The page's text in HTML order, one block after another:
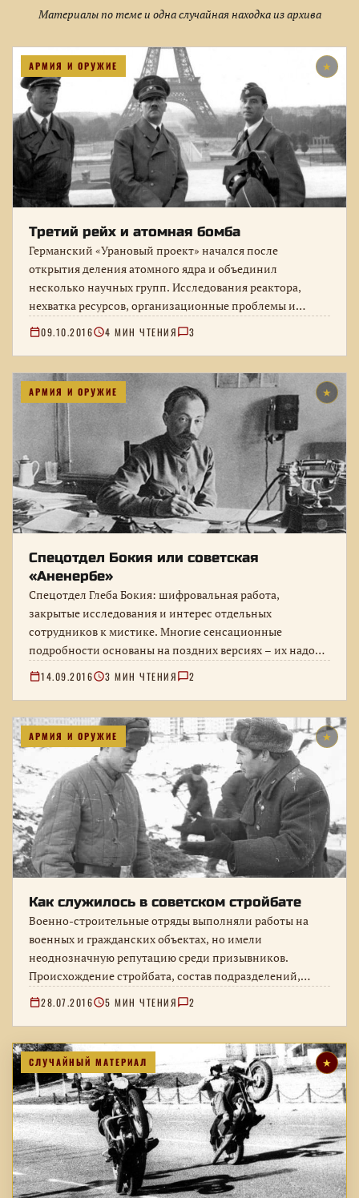
Материалы по теме и одна случайная находка из архива
АРМИЯ И ОРУЖИЕ ★
Третий рейх и атомная бомба
Германский «Урановый проект» начался после
открытия деления атомного ядра и объединил
несколько научных групп. Исследования реактора,
нехватка ресурсов, организационные проблемы и
причины, по которым Германия…
09.10.2016 4 МИН ЧТЕНИЯ 3
АРМИЯ И ОРУЖИЕ ★
Спецотдел Бокия или советская
«Аненербе»
Спецотдел Глеба Бокия: шифровальная работа,
закрытые исследования и интерес отдельных
сотрудников к мистике. Многие сенсационные
подробности основаны на поздних версиях – их надо
отделять от…
14.09.2016 3 МИН ЧТЕНИЯ 2
АРМИЯ И ОРУЖИЕ ★
Как служилось в советском стройбате
Военно-строительные отряды выполняли работы на
военных и гражданских объектах, но имели
неоднозначную репутацию среди призывников.
Происхождение стройбата, состав подразделений,
служебный быт и причины многочисленных
28.07.2016 5 МИН ЧТЕНИЯ 2
СЛУЧАЙНЫЙ МАТЕРИАЛ ★